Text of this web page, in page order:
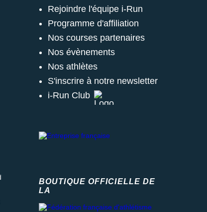
Rejoindre l'équipe i-Run
Programme d'affiliation
Nos courses partenaires
Nos évènements
Nos athlètes
S'inscrire à notre newsletter
i-Run Club
BOUTIQUE OFFICIELLE DE
LA